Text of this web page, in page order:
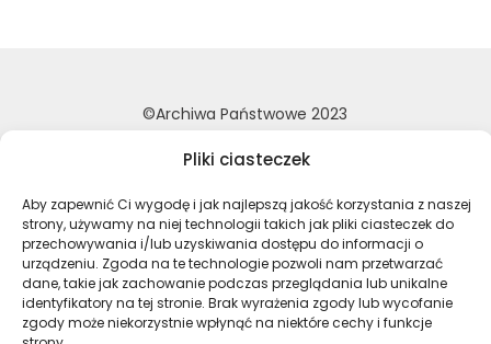
Pliki ciasteczek
Aby zapewnić Ci wygodę i jak najlepszą jakość korzystania z naszej
strony, używamy na niej technologii takich jak pliki ciasteczek do
przechowywania i/lub uzyskiwania dostępu do informacji o
urządzeniu. Zgoda na te technologie pozwoli nam przetwarzać
dane, takie jak zachowanie podczas przeglądania lub unikalne
identyfikatory na tej stronie. Brak wyrażenia zgody lub wycofanie
zgody może niekorzystnie wpłynąć na niektóre cechy i funkcje
©Archiwa Państwowe 2023
Polityka prywatności
Mapa strony
Profil Archiwa Państwowe w
Profil Archiwa Państwowe
Profil Archiwa
Profil Archiwa